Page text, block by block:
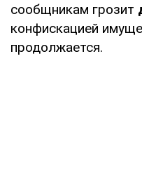
сообщникам грозит
конфискацией
продолжается.